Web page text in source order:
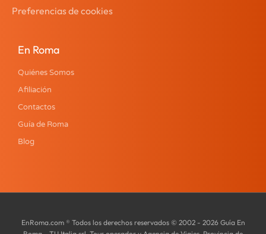
Preferencias de cookies
En Roma
Quiénes Somos
Afiliación
Contactos
Guía de Roma
Blog
EnRoma.com ® Todos los derechos reservados © 2002 - 2026 Guía En